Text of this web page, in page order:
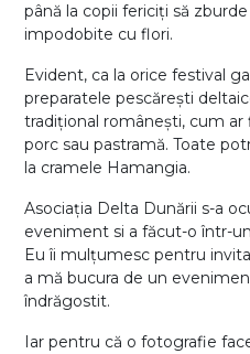
până la copii fericiți să
impodobite cu flori.
Evident, ca la orice festival
preparatele pescărești
tradițional românești, cum
porc sau pastramă. Toate
la cramele Hamangia.
Asociația Delta Dunării s-a
eveniment si a făcut-o într-
Eu îi mulțumesc pentru
a mă bucura de un
îndrăgostit.
Iar pentru că o fotografie